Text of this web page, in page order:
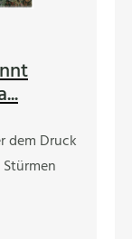
dem Druck